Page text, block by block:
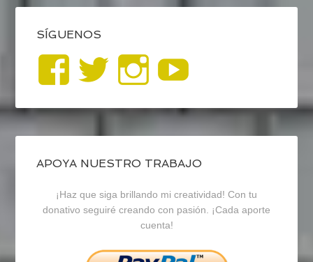
SÍGUENOS
Ver
perfil
de
blogrecursosep
en
Facebook
Ver
perfil
de
recursosep
en
Twitter
Ver
perfil
de
recursosep
en
Instagram
APOYA NUESTRO TRABAJO
¡Haz que siga brillando mi creatividad! Con tu
donativo seguiré creando con pasión. ¡Cada aporte
cuenta!